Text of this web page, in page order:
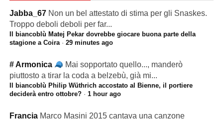
Jabba_67 Non un bel attestato di stima per gli Snaskes.
Troppo deboli deboli per far...
Il biancoblù Matej Pekar dovrebbe giocare buona parte della
stagione a Coira· 29 minutes ago
# Armonica
Mai sopportato quello..., manderò
piuttosto a tirar la coda a belzebù, già mi...
Il biancoblù Philip Wüthrich accostato al Bienne, il portiere
deciderà entro ottobre?· 1 hour ago
Francia Marco Masini 2015 cantava una canzone